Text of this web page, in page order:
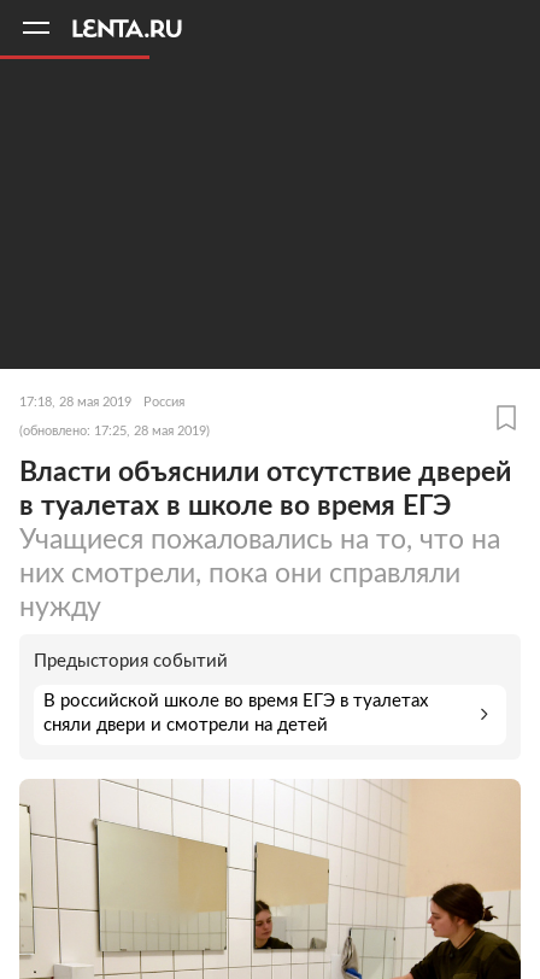
17:18, 28 мая 2019 Россия
(обновлено: 17:25, 28 мая 2019)
Власти объяснили отсутствие дверей
в туалетах в школе во время ЕГЭ
Учащиеся пожаловались на то, что на
них смотрели, пока они справляли
нужду
Предыстория событий
В российской школе во время ЕГЭ в туалетах
сняли двери и смотрели на детей